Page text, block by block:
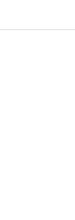
altceva este
sau o credință
sinele tău.
trăsătură de
cercetări științifice